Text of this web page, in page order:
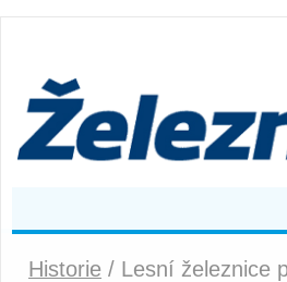
Historie / Lesní železnice